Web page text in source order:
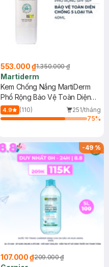
553.000 ₫1.350.000 ₫
Martiderm
Kem Chống Nắng MartiDerm
Phổ Rộng Bảo Vệ Toàn Diện
40ml
4.9 (110)
251/tháng
75%
-49%
107.000 ₫209.000 ₫